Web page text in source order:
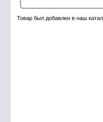
Товар был добавлен в наш